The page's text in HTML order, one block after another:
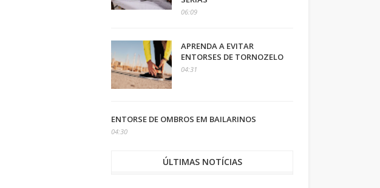
06:09
APRENDA A EVITAR
ENTORSES DE TORNOZELO
04:31
ENTORSE DE OMBROS EM BAILARINOS
04:30
ÚLTIMAS NOTÍCIAS